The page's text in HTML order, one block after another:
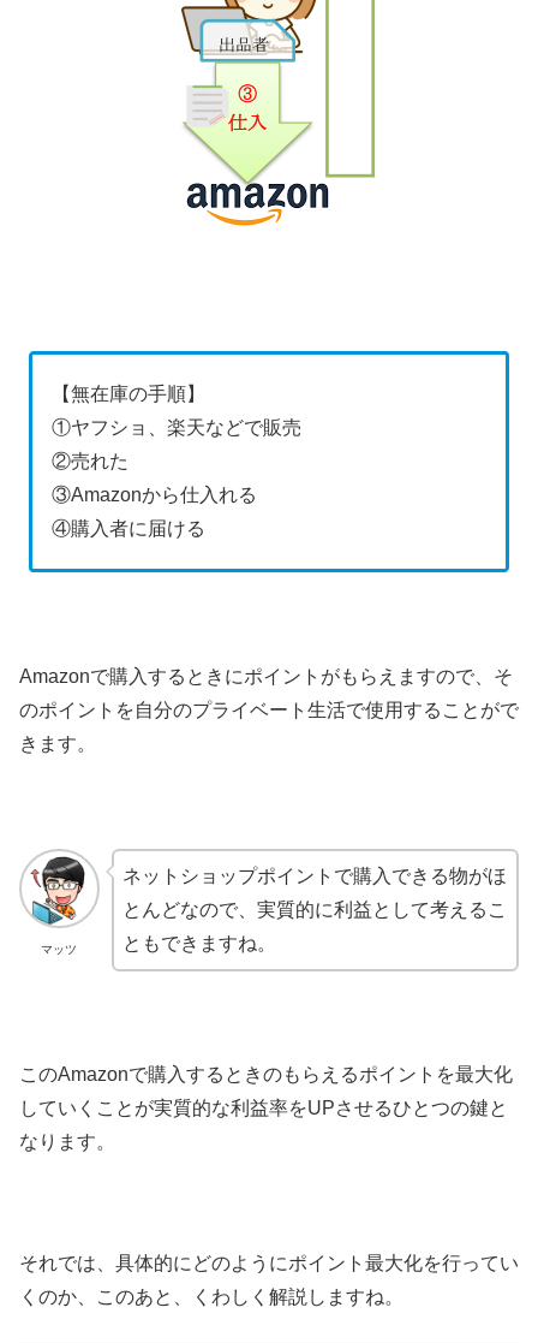
【無在庫の手順】
①ヤフショ、楽天などで販売
②売れた
③Amazonから仕入れる
④購入者に届ける
Amazonで購入するときにポイントがもらえますので、そ
のポイントを自分のプライベート生活で使用することがで
きます。
マッツ
ネットショップポイントで購入できる物がほ
とんどなので、実質的に利益として考えるこ
ともできますね。
このAmazonで購入するときのもらえるポイントを最大化
していくことが実質的な利益率をUPさせるひとつの鍵と
なります。
それでは、具体的にどのようにポイント最大化を行ってい
くのか、このあと、くわしく解説しますね。